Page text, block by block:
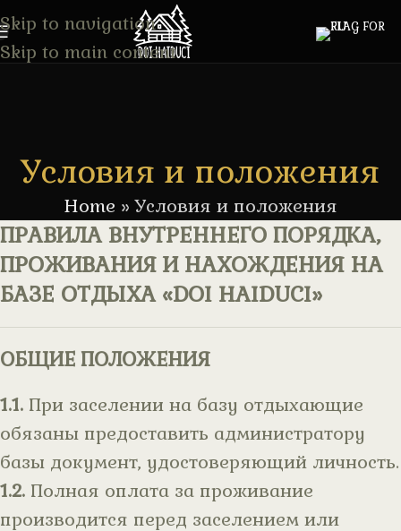
Skip to navigation
Skip to main content
Условия и положения
Home »Условия и положения
ПРАВИЛА ВНУТРЕННЕГО ПОРЯДКА,
ПРОЖИВАНИЯ И НАХОЖДЕНИЯ НА
БАЗЕ ОТДЫХА «DOI HAIDUCI»
ОБЩИЕ ПОЛОЖЕНИЯ
1.1. При заселении на базу отдыхающие
обязаны предоставить администратору
базы документ, удостоверяющий личность.
1.2. Полная оплата за проживание
производится перед заселением или